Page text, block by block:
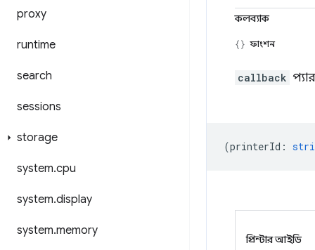
proxy
runtime
search
sessions
storage
system.cpu
system.display
system.memory
কলব্যাক
ফাংশন
callback
(printerId :
প্রিন্টার আইডি